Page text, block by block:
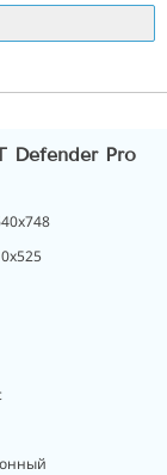
Defender Pro